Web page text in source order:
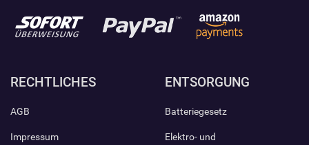
RECHTLICHES
AGB
Impressum
ENTSORGUNG
Batteriegesetz
Elektro- und